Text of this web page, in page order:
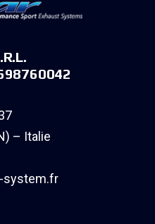
– Italie
system.fr